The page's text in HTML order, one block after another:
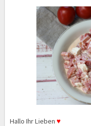
Hallo Ihr Lieben ♥